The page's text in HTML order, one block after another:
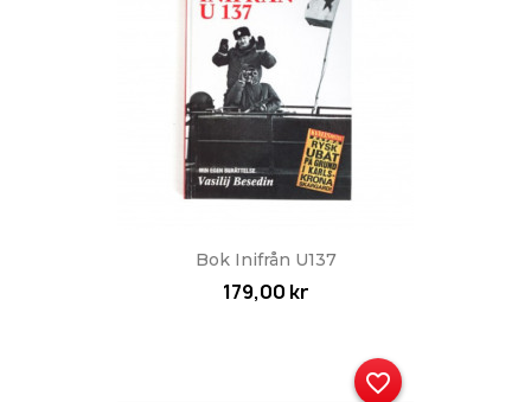
Bok Inifrån U137
179,00 kr
favorite_border